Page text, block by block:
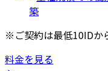
築
※ご契約は最低10IDか
料金を見る